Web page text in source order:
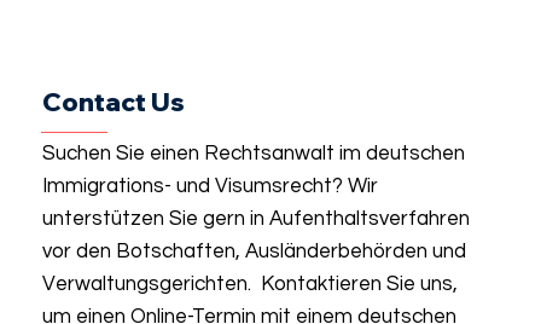
Contact Us
Suchen Sie einen Rechtsanwalt im deutschen
Immigrations- und Visumsrecht? Wir
unterstützen Sie gern in Aufenthaltsverfahren
vor den Botschaften, Ausländerbehörden und
Verwaltungsgerichten. Kontaktieren Sie uns,
um einen Online-Termin mit einem deutschen